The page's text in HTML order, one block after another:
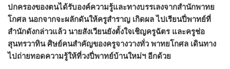
ปกครองของตนได้รับองค์ความรู้และทางบรรเลงจากสำนักพาทย
โกศล นอกจากจะผลักดันให้ครูสำราญ เกิดผล ไปเรียนปี่พาทย์ที่
สำนักดังกล่าวแล้ว นายสังเวียนยังตั้งใจเชิญครูฉัตร และครูช่อ
สุนทรวาทิน ศิษย์คนสำคัญของครูจางวางทั่ว พาทยโกศล เดินทาง
ไปถ่ายทอดความรู้ให้ที่วงปี่พาทย์บ้านใหม่ฯ อีกด้วย